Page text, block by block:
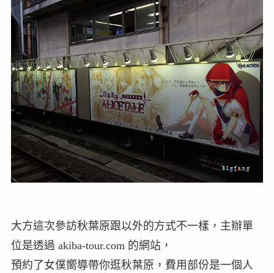
大方這次參訪秋葉原跟以外的方式不一樣，主辦單
位是透過 akiba-tour.com 的網站，
預約了女僕嚮導帶你逛秋葉原，費用部份是一個人